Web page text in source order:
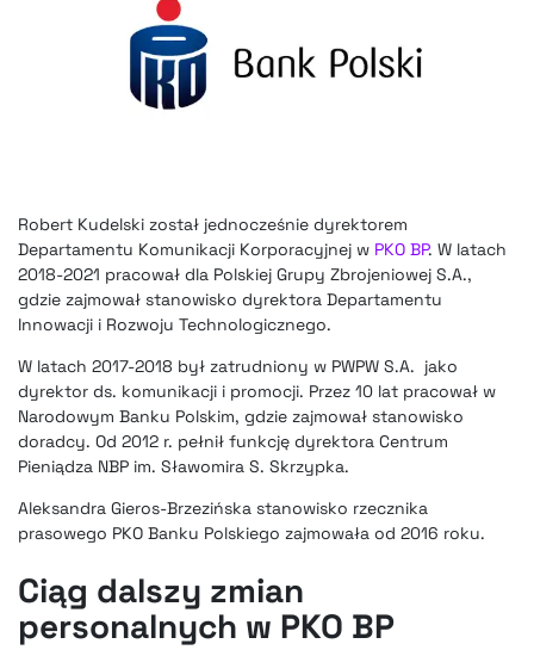
Robert Kudelski został jednocześnie dyrektorem
Departamentu Komunikacji Korporacyjnej w PKO BP. W latach
2018-2021 pracował dla Polskiej Grupy Zbrojeniowej S.A.,
gdzie zajmował stanowisko dyrektora Departamentu
Innowacji i Rozwoju Technologicznego.
W latach 2017-2018 był zatrudniony w PWPW S.A. jako
dyrektor ds. komunikacji i promocji. Przez 10 lat pracował w
Narodowym Banku Polskim, gdzie zajmował stanowisko
doradcy. Od 2012 r. pełnił funkcję dyrektora Centrum
Pieniądza NBP im. Sławomira S. Skrzypka.
Aleksandra Gieros-Brzezińska stanowisko rzecznika
prasowego PKO Banku Polskiego zajmowała od 2016 roku.
Ciąg dalszy zmian
personalnych w PKO BP